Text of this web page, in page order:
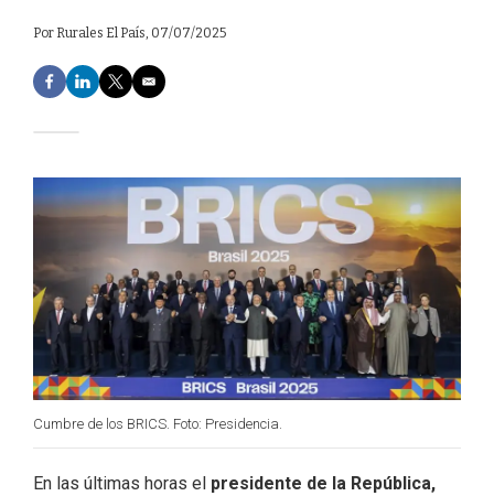
Por Rurales El País, 07/07/2025
F
a
e
o
o
L
i
d
I
T
w
e
r
E
m
Cumbre de los BRICS. Foto: Presidencia.
En las últimas horas el presidente de la República,